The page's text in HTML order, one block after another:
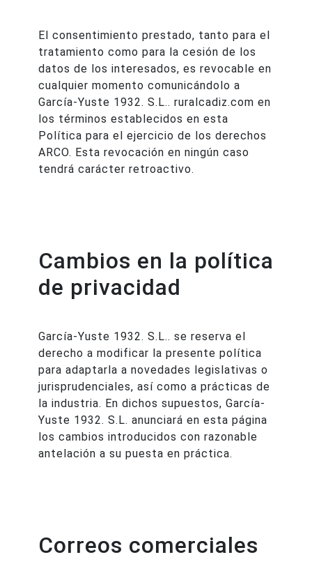
El consentimiento prestado, tanto para el
tratamiento como para la cesión de los
datos de los interesados, es revocable en
cualquier momento comunicándolo a
García-Yuste 1932. S.L.. ruralcadiz.com en
los términos establecidos en esta
Política para el ejercicio de los derechos
ARCO. Esta revocación en ningún caso
tendrá carácter retroactivo.
Cambios en la política
de privacidad
García-Yuste 1932. S.L.. se reserva el
derecho a modificar la presente política
para adaptarla a novedades legislativas o
jurisprudenciales, así como a prácticas de
la industria. En dichos supuestos, García-
Yuste 1932. S.L. anunciará en esta página
los cambios introducidos con razonable
antelación a su puesta en práctica.
Correos comerciales